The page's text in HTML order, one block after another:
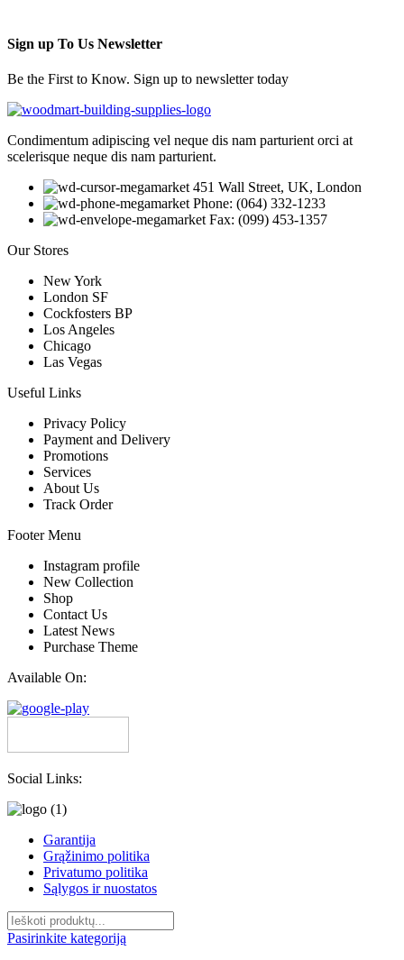
Sign up To Us Newsletter
Be the First to Know. Sign up to newsletter today
Condimentum adipiscing vel neque dis nam parturient orci at
scelerisque neque dis nam parturient.
451 Wall Street, UK, London
Phone: (064) 332-1233
Fax: (099) 453-1357
Our Stores
New York
London SF
Cockfosters BP
Los Angeles
Chicago
Las Vegas
Useful Links
Privacy Policy
Payment and Delivery
Promotions
Services
About Us
Track Order
Footer Menu
Instagram profile
New Collection
Shop
Contact Us
Latest News
Purchase Theme
Available On:
Social Links:
Garantija
Grąžinimo politika
Privatumo politika
Sąlygos ir nuostatos
Pasirinkite kategoriją